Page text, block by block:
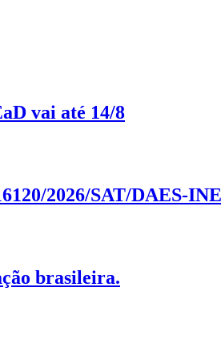
vai até 14/8
2026/SAT/DAES-
brasileira.